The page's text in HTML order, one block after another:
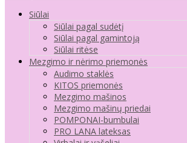
Siūlai
Siūlai pagal sudėtį
Siūlai pagal gamintoją
Siūlai ritėse
Mezgimo ir nėrimo priemonės
Audimo staklės
KITOS priemonės
Mezgimo mašinos
Mezgimo mašinų priedai
POMPONAI-bumbulai
PRO LANA lateksas